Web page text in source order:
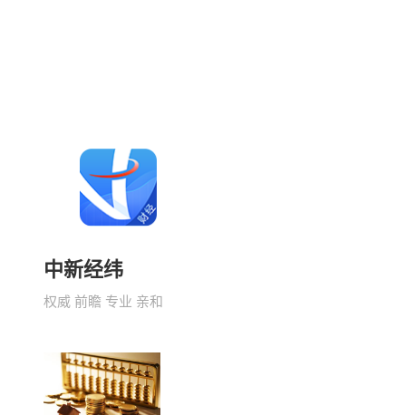
中新经纬
权威 前瞻 专业 亲和